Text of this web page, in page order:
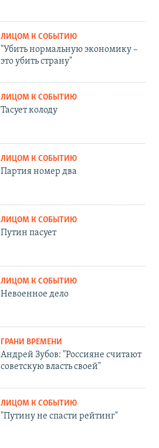
ЛИЦОМ К СОБЫТИЮ
"Убить нормальную экономику –
это убить страну"
ЛИЦОМ К СОБЫТИЮ
Тасует колоду
ЛИЦОМ К СОБЫТИЮ
Партия номер два
ЛИЦОМ К СОБЫТИЮ
Путин пасует
ЛИЦОМ К СОБЫТИЮ
Невоенное дело
ГРАНИ ВРЕМЕНИ
Андрей Зубов: "Россияне считают
советскую власть своей"
ЛИЦОМ К СОБЫТИЮ
"Путину не спасти рейтинг"